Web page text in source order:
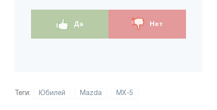
Да Нет
Теги: Юбилей Mazda MX-5